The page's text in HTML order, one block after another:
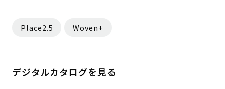
Place2.5 Woven+
デジタルカタログを見る